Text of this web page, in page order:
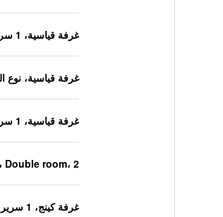
غرفة قياسية، 1 سرير كينغ
غرفة قياسية،
غرفة قياسية، 1 سرير كينغ
Double room، 2 من الأسرّة المزدوجة
غرفة كينج، 1 سرير كينغ